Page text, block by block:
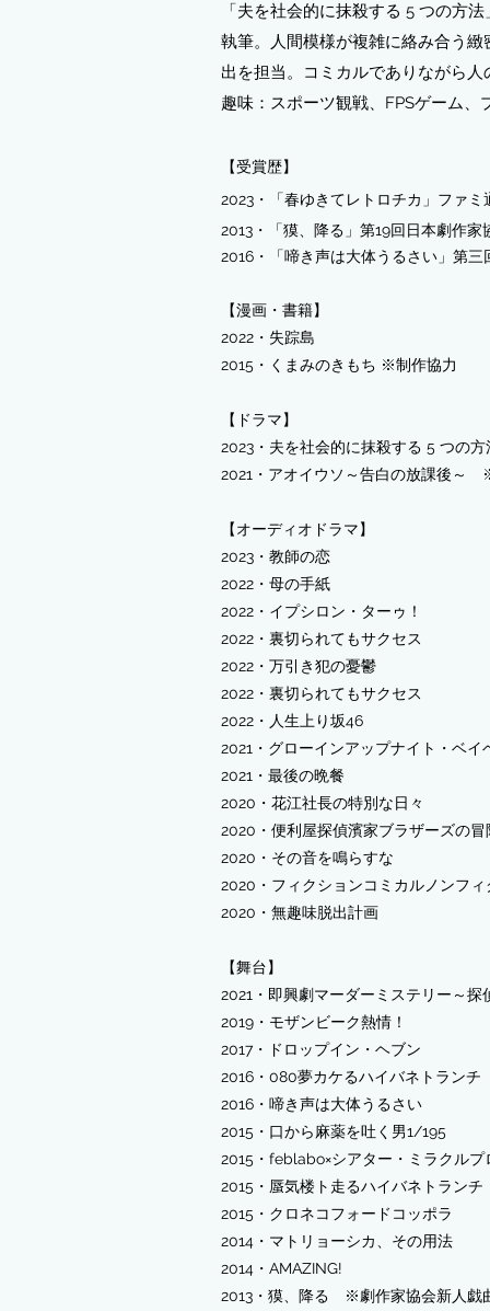
「夫を社会的に抹殺する 5 つの方
執筆。人間模様が複雑に絡み合う
出を担当。コミカルでありながら人
趣味：スポーツ観戦、FPSゲーム、
【受賞歴】
2023・「春ゆきてレトロチカ」 ファミ
2013・「獏、降る」第19回日本劇作家
2016・「啼き声は大体うるさい」第
【漫画・書籍】
​2022・失踪島
2015・くまみのきもち ※制作協力
【ドラマ】
2023・夫を社会的に抹殺する 5 つの方
2021・アオイウソ～告白の放課後～
※
【オーディオドラマ】
2023・教師の恋
2022・母の手紙
2022・イプシロン・ターゥ！
​2022・裏切られてもサクセス
2022・万引き犯の憂鬱
​2022・裏切られてもサクセス
​2022・人生上り坂46
​2021・グローインアップナイト・ベイ
2021・最後の晩餐
2020・花江社長の特別な日々
2020・便利屋探偵濱家ブラザーズの冒
2020・その音を鳴らすな
​2020・フィクションコミカルノンフィ
​2020・無趣味脱出計画
【舞台】
2021・即興劇マーダーミステリー～
​2019・モザンビーク熱情！
2017・ドロップイン・ヘブン
2016・080夢カケるハイバネトランチ
2016・啼き声は大体うるさい
2015・口から麻薬を吐く男1/195
2015・feblabo×シアター・ミラクル
2015・蜃気楼ト走るハイバネトランチ
2015・クロネコフォードコッポラ
2014・マトリョーシカ、その用法
2014・AMAZING!
2013・獏、降る ※劇作家協会新人